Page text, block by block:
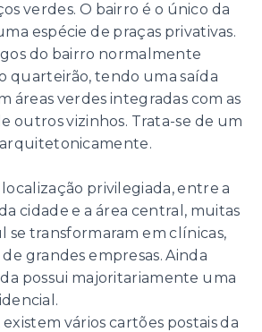
verdes. O bairro é o único da
espécie de praças privativas.
do bairro normalmente
quarteirão, tendo uma saída
áreas verdes integradas com as
outros vizinhos. Trata-se de um
privilegiada, entre a
cidade e a área central, muitas
se transformaram em clínicas,
grandes empresas. Ainda
possui majoritariamente uma
vários cartões postais da